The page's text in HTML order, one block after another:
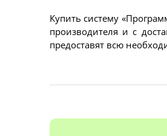
Купить систему
производителя и с
предоставят всю